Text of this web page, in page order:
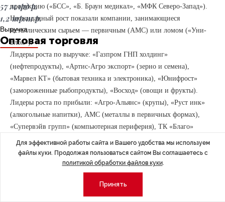
57 млрд р.
1,2 трлн р.
Выручка
Оптовая торговля
продукцию («БСС», «Б. Браун медикал», «МФК Северо-Запад»).
Неожиданный рост показали компании, занимающиеся
металлическим сырьем — первичным (АМС) или ломом («Уни-
Блок»).
Лидеры роста по выручке: «Газпром ГНП холдинг»
(нефтепродукты), «Артис-Агро экспорт» (зерно и семена),
«Марвел КТ» (бытовая техника и электроника), «Юнифрост»
(замороженные рыбопродукты), «Восход» (овощи и фрукты).
Лидеры роста по прибыли: «Агро-Альянс» (крупы), «Руст инк»
(алкогольные напитки), АМС (металлы в первичных формах),
«Супервэйв групп» (компьютерная периферия), ТК «Благо»
(пищевые масла). Снижение показали компании, связанные
с топливом: «РН Северо-Запад», БТК, «Газпром БРГМ трейдинг»,
а также предприятия, продающие запчасти для автомобилей, —
«Нокиан шина» и «ЦФ Руссия».
Для эффективной работы сайта и Вашего удобства мы используем
файлы куки. Продолжая пользоваться сайтом Вы соглашаетесь с
политикой обработки файлов куки.
Принять